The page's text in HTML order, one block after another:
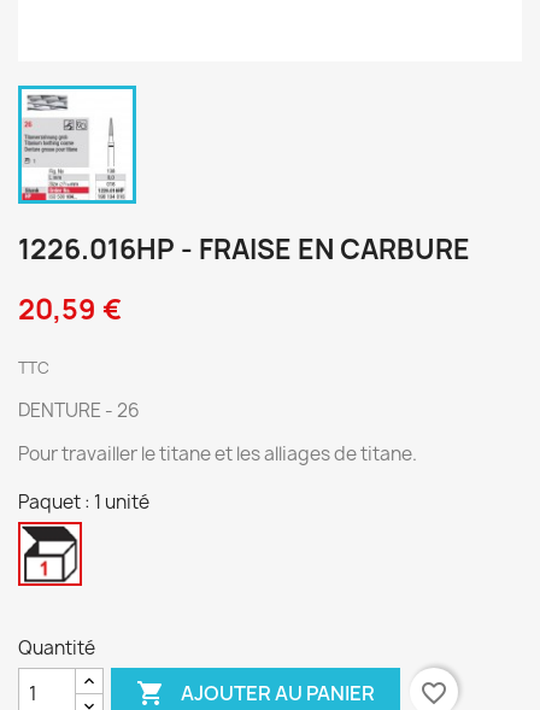
1226.016HP - FRAISE EN CARBURE
20,59 €
TTC
DENTURE - 26
Pour travailler le titane et les alliages de titane.
Paquet : 1 unité
1
Quantité
 AJOUTER AU PANIER favorite_border